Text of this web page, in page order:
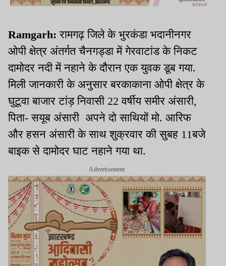
Ramgarh:रामगढ़ जिले के भुरकंडा भदानीनगर
ओपी क्षेत्र अंतर्गत चैनगड्डा में गेरवाटांड के निकट
दामोदर नदी में नहाने के दौरान एक युवक डूब गया.
मिली जानकारी के अनुसार बरकाकाना ओपी क्षेत्र के
घुटूवा बाजार टांड़ निवासी 22 वर्षीय समीर अंसारी,
पिता- सयूब अंसारी अपने दो साथियों मो. आरिफ
और हसन अंसारी के साथ शुक्रवार की सुबह 11बजे
बाइक से दामोदर घाट नहाने गया था.
Advertisement